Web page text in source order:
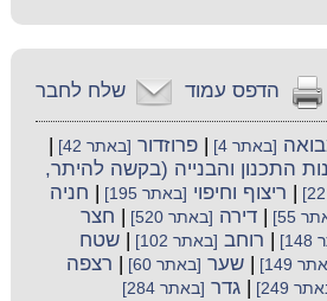
שלח לחבר הדפס עמוד
[באתר 4] |פרוזדור [באתר 42]
התכנון והבנייה (בקשה להיתר,
ריצוף וחיפוי [באתר 195] חניה
55]
|דירה [באתר 520] חצר
רוחב [באתר 102] |שטח
149]
|שער [באתר 60] רצפה
249]
|גדר [באתר 284]